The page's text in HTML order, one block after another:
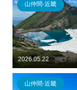
2026.05.22
山仲間-近畿
山仲間-近畿